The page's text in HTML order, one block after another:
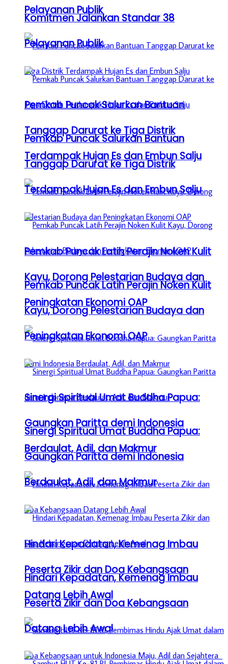
Pelayanan Publik
Pemkab Puncak Salurkan Bantuan
Tanggap Darurat ke Tiga Distrik
Terdampak Hujan Es dan Embun Salju
Pemkab Puncak Latih Perajin Noken Kulit
Kayu, Dorong Pelestarian Budaya dan
Peningkatan Ekonomi OAP
Sinergi Spiritual Umat Buddha Papua:
Gaungkan Paritta demi Indonesia
Berdaulat, Adil, dan Makmur
Hindari Kepadatan, Kemenag Imbau
Peserta Zikir dan Doa Kebangsaan
Datang Lebih Awal
Komitmen Jalankan Standar 38
Pelayanan Publik
Pemkab Puncak Salurkan Bantuan
Tanggap Darurat ke Tiga Distrik
Terdampak Hujan Es dan Embun Salju
Pemkab Puncak Latih Perajin Noken Kulit
Kayu, Dorong Pelestarian Budaya dan
Peningkatan Ekonomi OAP
Sinergi Spiritual Umat Buddha Papua:
Gaungkan Paritta demi Indonesia
Berdaulat, Adil, dan Makmur
Hindari Kepadatan, Kemenag Imbau
Peserta Zikir dan Doa Kebangsaan
Datang Lebih Awal